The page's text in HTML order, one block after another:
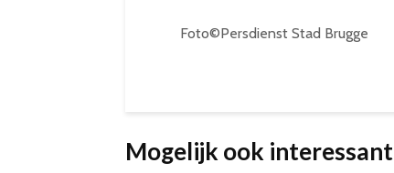
Foto©Persdienst Stad Brugge
Mogelijk ook interessant